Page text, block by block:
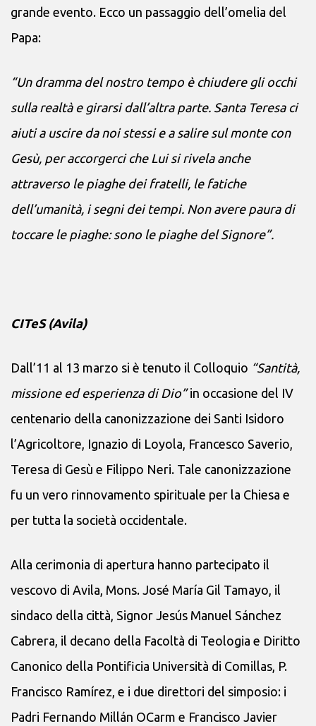
grande evento. Ecco un passaggio dell’omelia del
Papa:
“Un dramma del nostro tempo è chiudere gli occhi
sulla realtà e girarsi dall’altra parte. Santa Teresa ci
aiuti a uscire da noi stessi e a salire sul monte con
Gesù, per accorgerci che Lui si rivela anche
attraverso le piaghe dei fratelli, le fatiche
dell’umanità, i segni dei tempi. Non avere paura di
toccare le piaghe: sono le piaghe del Signore”.
CITeS (Avila)
Dall’11 al 13 marzo si è tenuto il Colloquio “Santità,
missione ed esperienza di Dio”in occasione del IV
centenario della canonizzazione dei Santi Isidoro
l’Agricoltore, Ignazio di Loyola, Francesco Saverio,
Teresa di Gesù e Filippo Neri. Tale canonizzazione
fu un vero rinnovamento spirituale per la Chiesa e
per tutta la società occidentale.
Alla cerimonia di apertura hanno partecipato il
vescovo di Avila, Mons. José María Gil Tamayo, il
sindaco della città, Signor Jesús Manuel Sánchez
Cabrera, il decano della Facoltà di Teologia e Diritto
Canonico della Pontificia Università di Comillas, P.
Francisco Ramírez, e i due direttori del simposio: i
Padri Fernando Millán OCarm e Francisco Javier